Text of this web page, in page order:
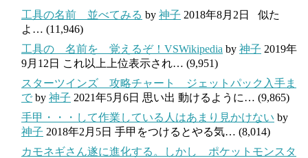
工具の名前 並べてみる by 神子 2018年8月2日
似た
よ… (11,946)
工具の 名前を 覚えるぞ！VSWikipedia by 神子 2019年
9月12日 これ以上上位表示され… (9,951)
スターツインズ 攻略チャート ジェットパック入手ま
で by 神子 2021年5月6日 思い出 動けるように… (9,865)
手甲・・・して作業している人はあまり見かけない by
神子 2018年2月5日 手甲をつけるとやる気… (8,014)
カモネギさん遂に進化する。しかし ポケットモンスタ